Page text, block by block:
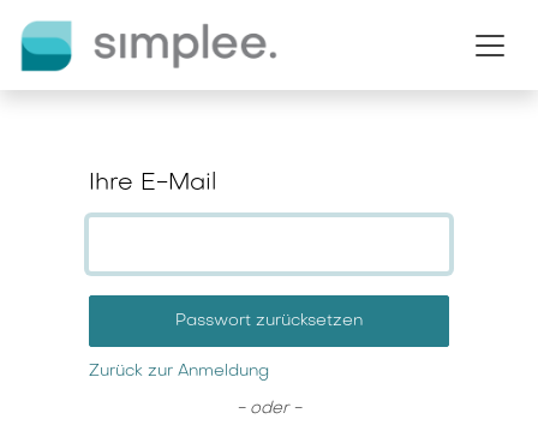
Ihre E-Mail
Passwort zurücksetzen
Zurück zur Anmeldung
- oder -